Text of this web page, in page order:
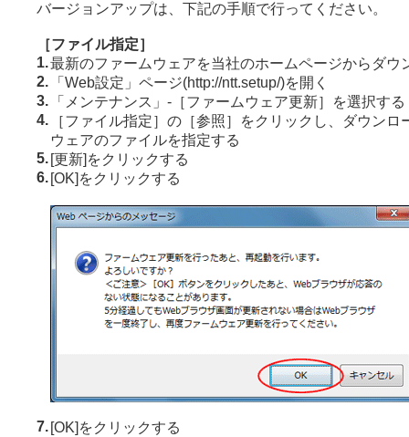
バージョンアップは、下記の手順で行ってください。
［ファイル指定］
1.最新のファームウェアを当社のホームページからダウ
2.
「Web設定」ページ(http://ntt.setup/)を開く
3.
「メンテナンス」-［ファームウェア更新］を選択する
4.
［ファイル指定］の［参照］をクリックし、ダウンロ
ウェアのファイルを指定する
5. [更新]をクリックする
6. [OK]をクリックする
7. [OK]をクリックする